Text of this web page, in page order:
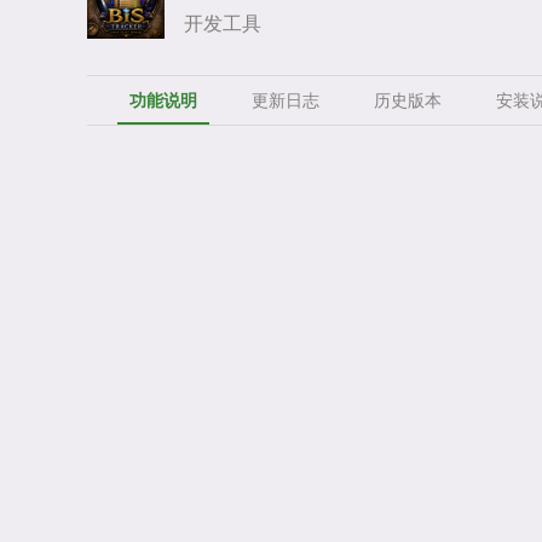
开发工具
功能说明 更新日志 历史版本 安装